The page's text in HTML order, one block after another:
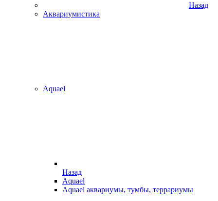
Назад
Аквариумистика
Aquael
Назад
Aquael
Aquael аквариумы, тумбы, террариумы